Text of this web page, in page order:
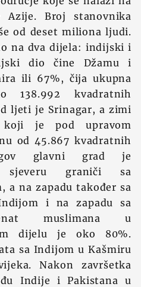
Azije. Broj stanovnika
od deset miliona ljudi.
na dva dijela: indijski i
dio čine Džamu i
ili 67%, čija ukupna
138.992 kvadratnih
ljeti je Srinagar, a zimi
je pod upravom
od 45.867 kvadratnih
glavni grad je
sjeveru graniči sa
a na zapadu također sa
i na zapadu sa
muslimana u
dijelu je oko 80%.
sa Indijom u Kašmiru
Nakon završetka
Indije i Pakistana u